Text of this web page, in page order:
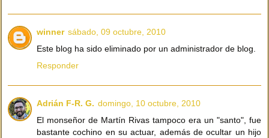
winner sábado, 09 octubre, 2010
Este blog ha sido eliminado por un administrador de blog.
Responder
Adrián F-R. G. domingo, 10 octubre, 2010
El monseñor de Martín Rivas tampoco era un "santo", fue
bastante cochino en su actuar, además de ocultar un hijo